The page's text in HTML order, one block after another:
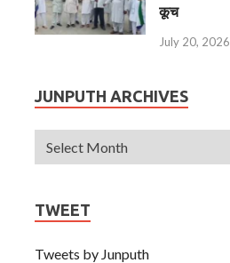
कूच
July 20, 2026
JUNPUTH ARCHIVES
TWEET
Tweets by Junputh